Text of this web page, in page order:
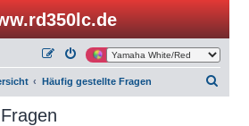
Häufig gestellte Fragen